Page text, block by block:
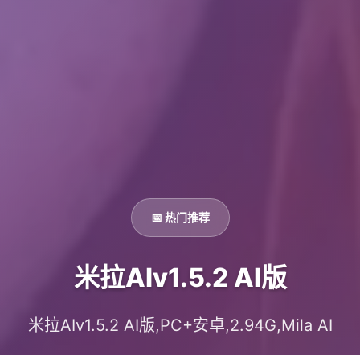
📅 热门推荐
米拉AIv1.5.2 AI版
米拉AIv1.5.2 AI版,PC+安卓,2.94G,Mila AI